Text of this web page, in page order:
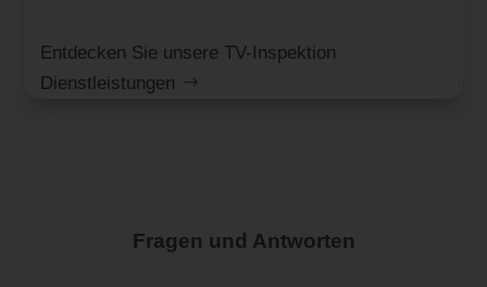
Entdecken Sie unsere TV-Inspektion
Dienstleistungen
Fragen und Antworten